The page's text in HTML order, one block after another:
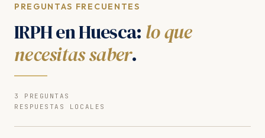
PREGUNTAS FRECUENTES
IRPH en Huesca: lo que
necesitas saber.
3 PREGUNTAS
RESPUESTAS LOCALES